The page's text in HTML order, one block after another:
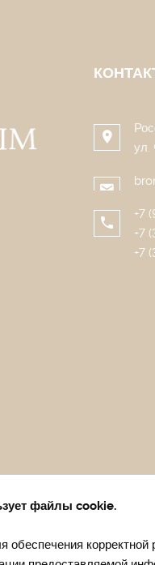
ул.
+7
+7
+7
файлы cookie.
корректной